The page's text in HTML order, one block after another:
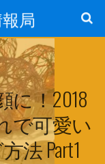
局
！2018
で可愛い
法 Part1